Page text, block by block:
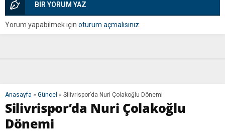
BİR YORUM YAZ
Yorum yapabilmek için oturum açmalısınız.
Anasayfa » Güncel » Silivrispor’da Nuri Çolakoğlu Dönemi
Silivrispor’da Nuri Çolakoğlu
Dönemi